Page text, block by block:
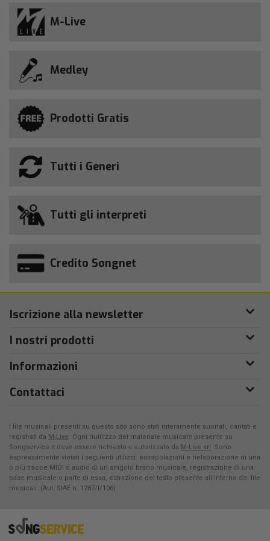
M-Live
Medley
Prodotti Gratis
Tutti i Generi
Tutti gli interpreti
Credito Songnet
Iscrizione alla newsletter
I nostri prodotti
Informazioni
Contattaci
I file musicali presenti su questo sito sono stati interamente suonati, cantati e
registrati da M-Live. Ogni riutilizzo del materiale musicale presente su
Songservice.it deve essere richiesto e autorizzato da M-Live srl. Sono
espressamente vietati i seguenti utilizzi: estrapolazioni e rielaborazione di una
o più tracce MIDI o audio di un singolo brano musicale, registrazione di una
base musicale o parte di essa, estrazione del testo presente all'interno dei file
musicali. (Aut. SIAE n. 1287/I/106)